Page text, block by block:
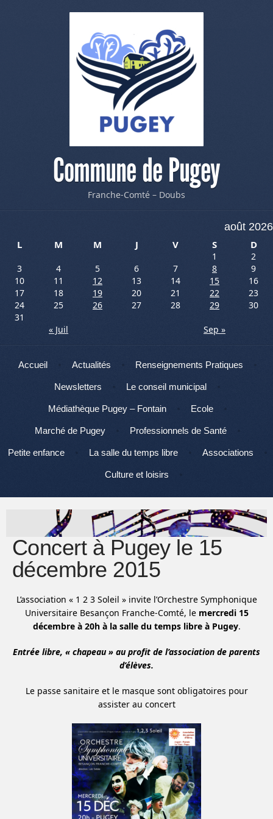
Commune de Pugey
Franche-Comté – Doubs
août 2026
L
M M J V S D
1
2
3
4 5 6 7 8
9
10
11 12 13 14 15
16
17
18 19 20 21 22
23
24
25 26 27 28 29
30
31
« Juil
Sep »
Menu
Aller au contenu
Accueil Actualités Renseignements Pratiques
Newsletters Le conseil municipal
Médiathèque Pugey – Fontain Ecole
Marché de Pugey Professionnels de Santé
Petite enfance La salle du temps libre Associations
Culture et loisirs
Concert à Pugey le 15
décembre 2015
L’association « 1 2 3 Soleil » invite l’Orchestre Symphonique
Universitaire Besançon Franche-Comté, le mercredi 15
décembre à 20h à la salle du temps libre à Pugey.
Entrée libre, « chapeau » au profit de l’association de parents
d’élèves.
Le passe sanitaire et le masque sont obligatoires pour
assister au concert